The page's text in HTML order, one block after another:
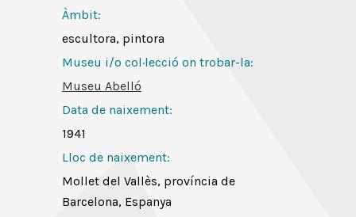
Àmbit:
escultora, pintora
Museu i/o col·lecció on trobar-la:
Museu Abelló
Data de naixement:
1941
Lloc de naixement:
Mollet del Vallès, província de
Barcelona, Espanya